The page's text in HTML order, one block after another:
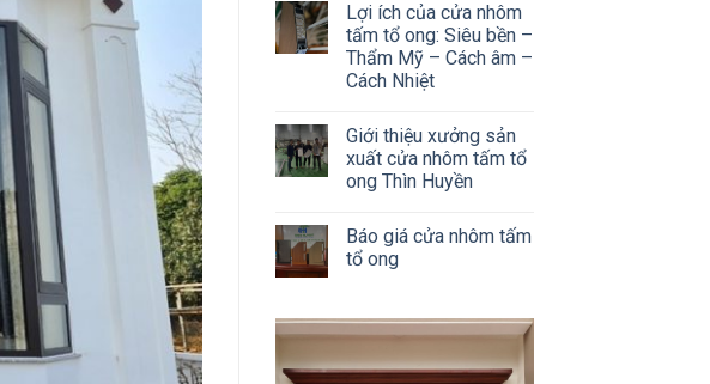
Lợi ích của cửa nhôm
tấm tổ ong: Siêu bền –
Thẩm Mỹ – Cách âm –
Cách Nhiệt
Giới thiệu xưởng sản
xuất cửa nhôm tấm tổ
ong Thìn Huyền
Báo giá cửa nhôm tấm
tổ ong